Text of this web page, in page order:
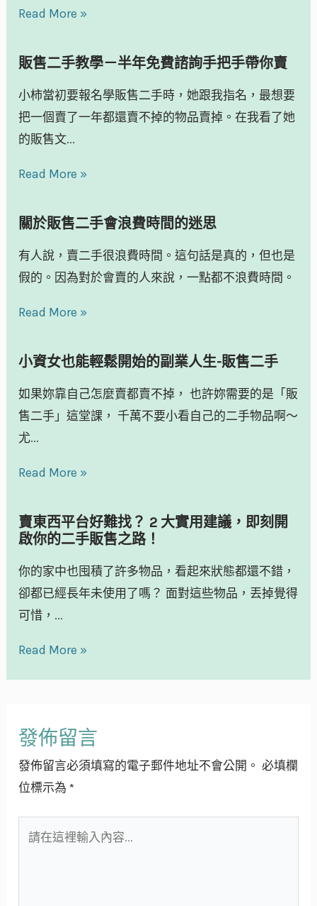
Read More »
販售二手教學－半年免費諮詢手把手帶你賣
小柿當初要報名學販售二手時，她跟我指名，最想要
把一個賣了一年都還賣不掉的物品賣掉。在我看了她
的販售文...
Read More »
關於販售二手會浪費時間的迷思
有人說，賣二手很浪費時間。這句話是真的，但也是
假的。因為對於會賣的人來說，一點都不浪費時間。
Read More »
小資女也能輕鬆開始的副業人生-販售二手
如果妳靠自己怎麼賣都賣不掉， 也許妳需要的是「販
售二手」這堂課， 千萬不要小看自己的二手物品啊～
尤...
Read More »
賣東西平台好難找？ 2 大實用建議，即刻開
啟你的二手販售之路！
你的家中也囤積了許多物品，看起來狀態都還不錯，
卻都已經長年未使用了嗎？ 面對這些物品，丟掉覺得
可惜，...
Read More »
發佈留言
發佈留言必須填寫的電子郵件地址不會公開。 必填欄
位標示為*